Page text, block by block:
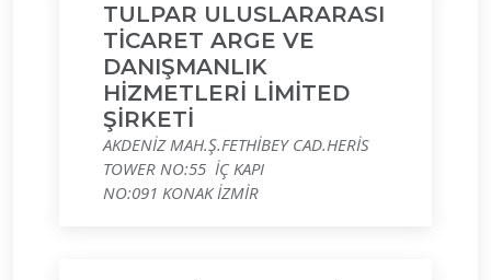
TULPAR ULUSLARARASI
TİCARET ARGE VE
DANIŞMANLIK
HİZMETLERİ LİMİTED
ŞİRKETİ
AKDENİZ MAH.Ş.FETHİBEY CAD.HERİS
TOWER NO:55 İÇ KAPI
NO:091 KONAK İZMİR